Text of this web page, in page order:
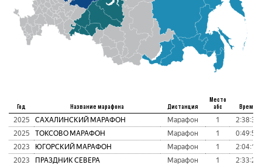
Год Название марафона Дистанция
Место
абс
Время
2025 САХАЛИНСКИЙ МАРАФОН Марафон 1
2:38:33
2025
ТОКСОВО МАРАФОН Марафон 1
0:49:53
2023
ЮГОРСКИЙ МАРАФОН Марафон 1
2:04:16
2023
ПРАЗДНИК СЕВЕРА Марафон 1
2:33:25